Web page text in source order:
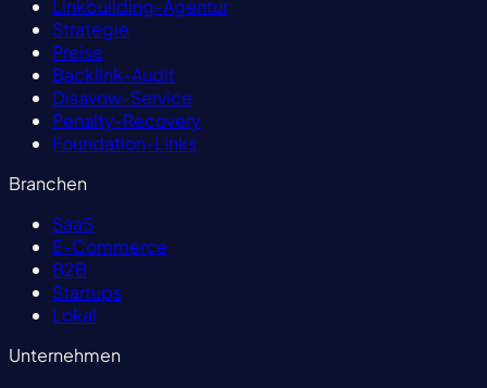
Linkbuilding-Agentur
Strategie
Preise
Backlink-Audit
Disavow-Service
Penalty-Recovery
Foundation-Links
Branchen
SaaS
E-Commerce
B2B
Startups
Lokal
Unternehmen